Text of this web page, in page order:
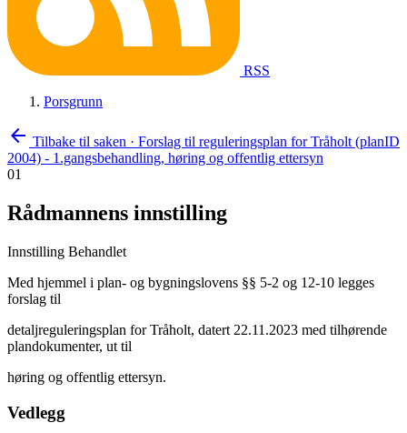
RSS
Porsgrunn
arrow_back Tilbake til saken · Forslag til reguleringsplan for Tråholt (planID
2004) - 1.gangsbehandling, høring og offentlig ettersyn
01
Rådmannens innstilling
Innstilling Behandlet
Med hjemmel i plan- og bygningslovens §§ 5-2 og 12-10 legges
forslag til
detaljreguleringsplan for Tråholt, datert 22.11.2023 med tilhørende
plandokumenter, ut til
høring og offentlig ettersyn.
Vedlegg